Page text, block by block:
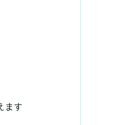
ます